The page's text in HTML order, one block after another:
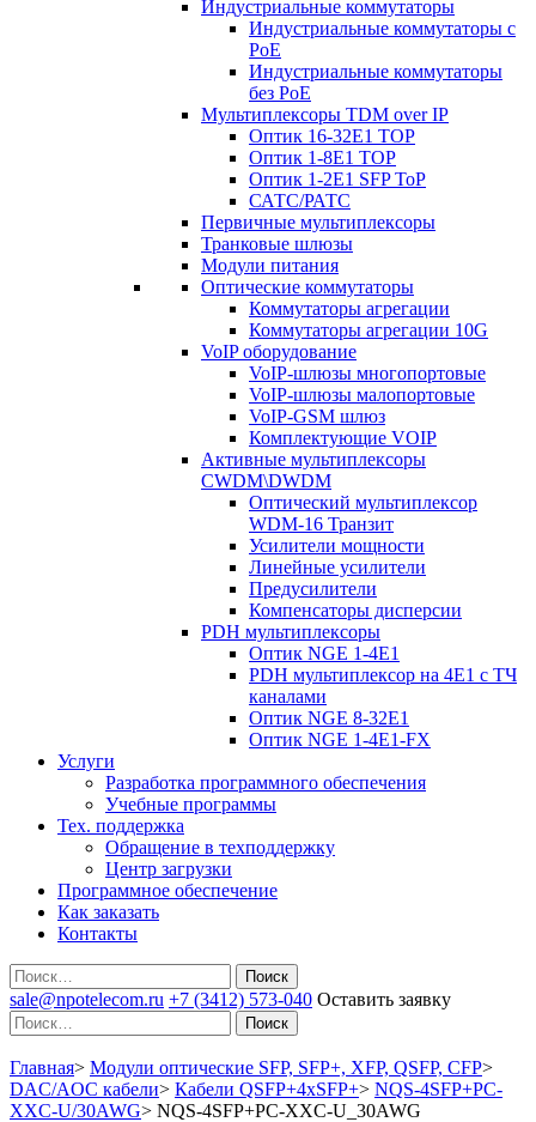
Индустриальные коммутаторы
Индустриальные коммутаторы с
PoE
Индустриальные коммутаторы
без PoE
Мультиплексоры TDM over IP
Оптик 16-32E1 TOP
Оптик 1-8E1 TOP
Оптик 1-2E1 SFP ToP
САТС/РАТС
Первичные мультиплексоры
Транковые шлюзы
Модули питания
Оптические коммутаторы
Коммутаторы агрегации
Коммутаторы агрегации 10G
VoIP оборудование
VoIP-шлюзы многопортовые
VoIP-шлюзы малопортовые
VoIP-GSM шлюз
Комплектующие VOIP
Активные мультиплексоры
CWDM\DWDM
Оптический мультиплексор
WDM-16 Транзит
Усилители мощности
Линейные усилители
Предусилители
Компенсаторы дисперсии
PDH мультиплексоры
Оптик NGE 1-4E1
PDH мультиплексор на 4Е1 с ТЧ
каналами
Оптик NGE 8-32E1
Оптик NGE 1-4E1-FX
Услуги
Разработка программного обеспечения
Учебные программы
Тех. поддержка
Обращение в техподдержку
Центр загрузки
Программное обеспечение
Как заказать
Контакты
Поиск
sale@npotelecom.ru +7 (3412) 573-040 Оставить заявку
Поиск
Главная> Модули оптические SFP, SFP+, XFP, QSFP, CFP>
DAC/AOC кабели> Кабели QSFP+4xSFP+> NQS-4SFP+PC-
XXC-U/30AWG> NQS-4SFP+PC-XXC-U_30AWG